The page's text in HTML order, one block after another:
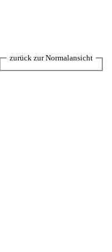
zurück zur Normalansicht